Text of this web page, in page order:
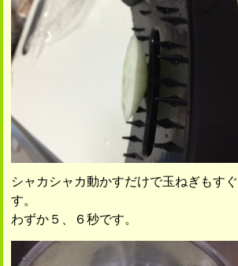
シャカシャカ動かすだけで玉ねぎもす
す。
わずか５、６秒です。